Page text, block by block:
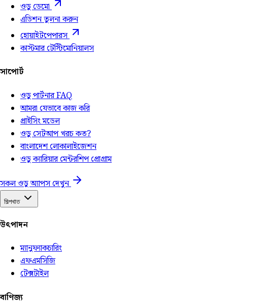
ওডু ডেমো
এডিশন তুলনা করুন
হোয়াইটপেপারস
কাস্টমার টেস্টিমোনিয়ালস
সাপোর্ট
ওডু পার্টনার FAQ
আমরা যেভাবে কাজ করি
প্রাইসিং মডেল
ওডু সেটআপ খরচ কত?
বাংলাদেশ লোকালাইজেশন
ওডু ক্যারিয়ার মেন্টরশিপ প্রোগ্রাম
সকল ওডু অ্যাপস দেখুন
শিল্পখাত
উৎপাদন
ম্যানুফ্যাকচারিং
এফএমসিজি
টেক্সটাইল
বাণিজ্য